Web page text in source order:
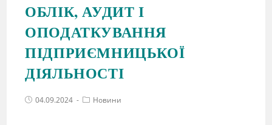
ОБЛІК, АУДИТ І
ОПОДАТКУВАННЯ
ПІДПРИЄМНИЦЬКОЇ
ДІЯЛЬНОСТІ
04.09.2024 Новини